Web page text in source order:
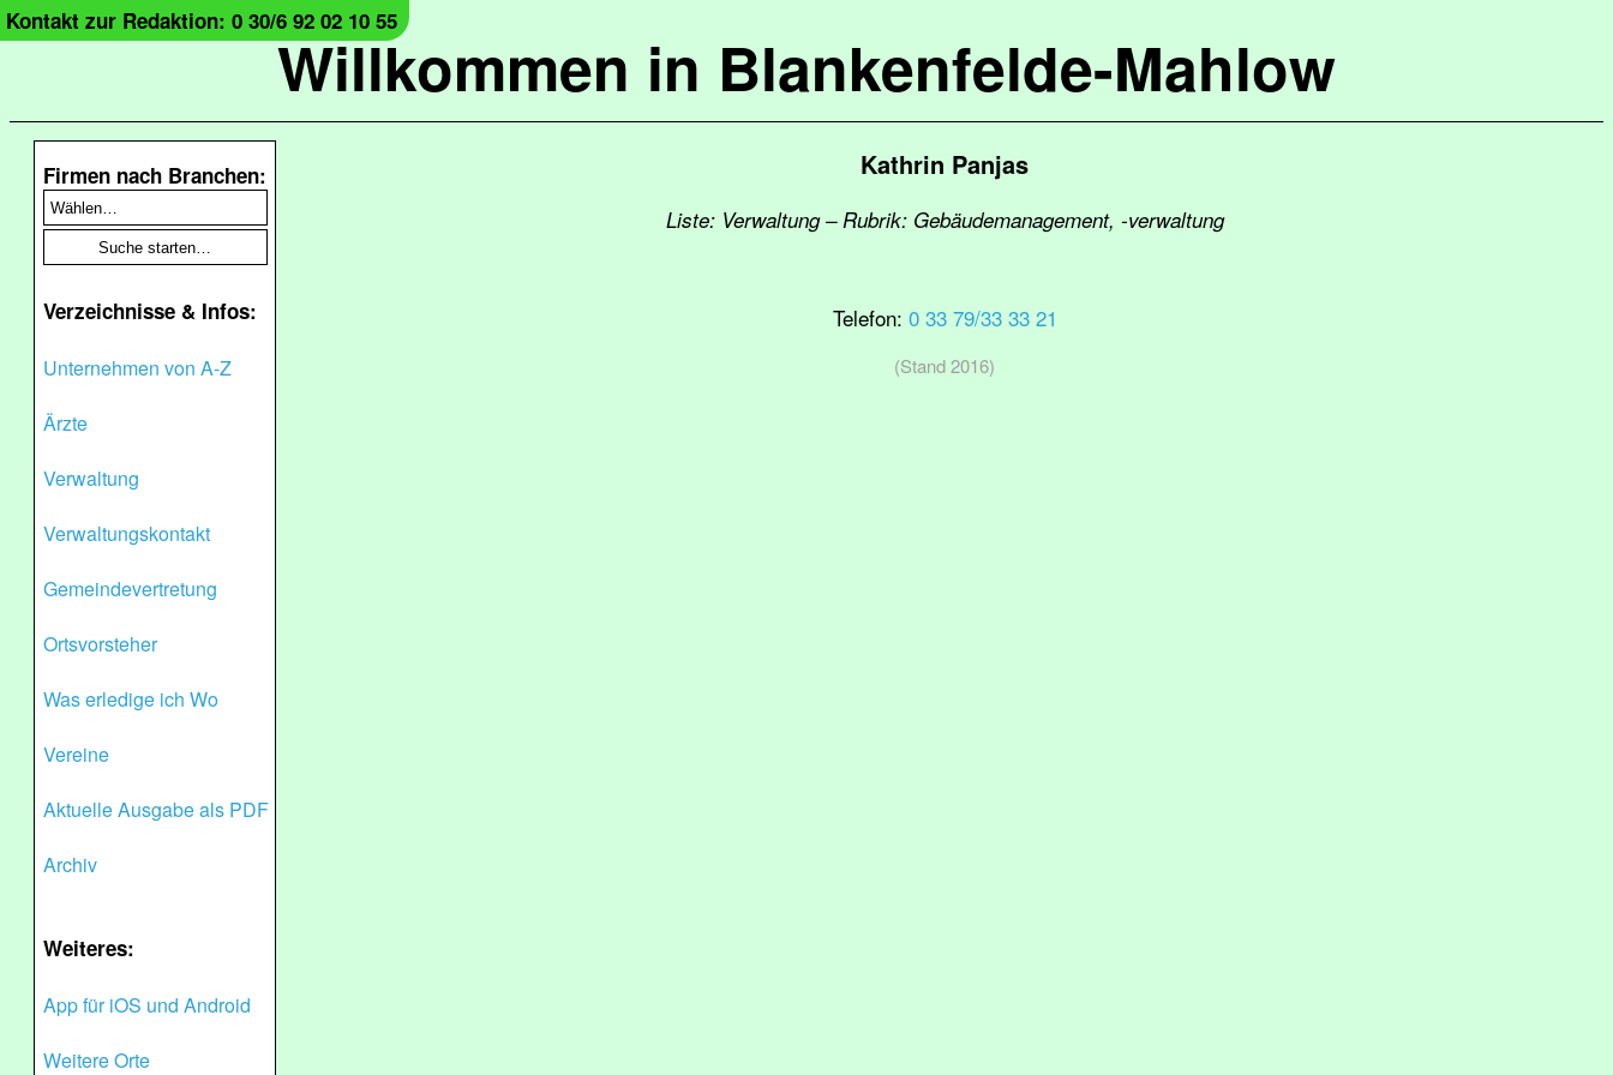
Willkommen in Blankenfelde-Mahlow
Kontakt zur Redaktion: 0 30/6 92 02 10 55
Firmen nach Branchen:
Verzeichnisse & Infos:
Unternehmen von A-Z
Ärzte
Verwaltung
Verwaltungskontakt
Gemeindevertretung
Ortsvorsteher
Was erledige ich Wo
Vereine
Aktuelle Ausgabe als PDF
Archiv
Weiteres:
App für iOS und Android
Weitere Orte
Kathrin Panjas
Liste: Verwaltung – Rubrik: Gebäudemanagement, -verwaltung
Telefon: 0 33 79/33 33 21
(Stand 2016)